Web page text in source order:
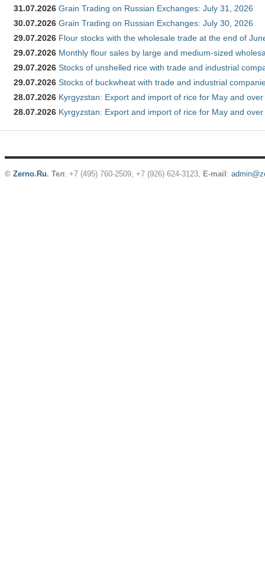
31.07.2026 Grain Trading on Russian Exchanges: July 31, 2026
30.07.2026 Grain Trading on Russian Exchanges: July 30, 2026
29.07.2026 Flour stocks with the wholesale trade at the end of
29.07.2026 Monthly flour sales by large and medium-sized
29.07.2026 Stocks of unshelled rice with trade and industrial
29.07.2026 Stocks of buckwheat with trade and industrial
28.07.2026 Kyrgyzstan: Export and import of rice for May and
28.07.2026 Kyrgyzstan: Export and import of rice for May and
© Zerno.Ru. Тел: +7 (495) 760-2509, +7 (926) 624-3123, E-mail :